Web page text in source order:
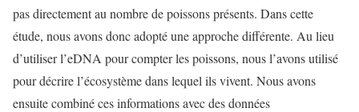
pas directement au nombre de poissons présents. Dans cette
étude, nous avons donc adopté une approche différente. Au lieu
d’utiliser l’eDNA pour compter les poissons, nous l’avons utilisé
pour décrire l’écosystème dans lequel ils vivent. Nous avons
ensuite combiné ces informations avec des données